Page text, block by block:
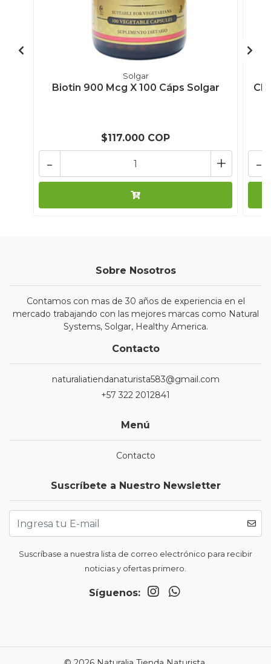
Solgar
Biotin 900 Mcg X 100 Cáps Solgar
$117.000 COP
+
- -
Sobre Nosotros
Contamos con mas de 30 años de experiencia en el
mercado trabajando con las mejores marcas como Natural
Systems, Solgar, Healthy America.
Contacto
naturaliatiendanaturista583@gmail.com
+57 322 2012841
Menú
Contacto
Suscríbete a Nuestro Newsletter
Suscríbase a nuestra lista de correo electrónico para recibir
noticias y ofertas primero.
Síguenos: